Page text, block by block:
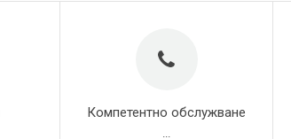
Компетентно обслужване